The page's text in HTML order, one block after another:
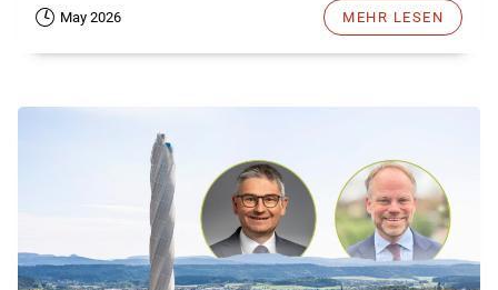
May 2026 MEHR LESEN